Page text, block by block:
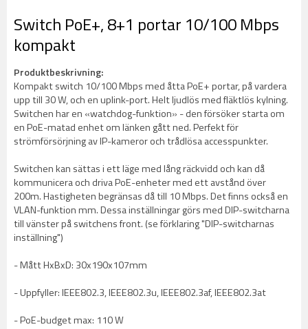
Switch PoE+, 8+1 portar 10/100 Mbps
kompakt
Produktbeskrivning:
Kompakt switch 10/100 Mbps med åtta PoE+ portar, på vardera
upp till 30 W, och en uplink-port. Helt ljudlös med fläktlös kylning.
Switchen har en «watchdog-funktion» - den försöker starta om
en PoE-matad enhet om länken gått ned. Perfekt för
strömförsörjning av IP-kameror och trådlösa accesspunkter.
Switchen kan sättas i ett läge med lång räckvidd och kan då
kommunicera och driva PoE-enheter med ett avstånd över
200m. Hastigheten begränsas då till 10 Mbps. Det finns också en
VLAN-funktion mm. Dessa inställningar görs med DIP-switcharna
till vänster på switchens front. (se förklaring "DIP-switcharnas
inställning")
- Mått HxBxD: 30x190x107mm
- Uppfyller: IEEE802.3, IEEE802.3u, IEEE802.3af, IEEE802.3at
- PoE-budget max: 110 W